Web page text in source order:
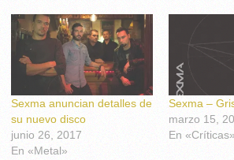
Sexma anuncian detalles de
su nuevo disco
junio 26, 2017
En «Metal»
Sexma –
marzo 15,
En «Críticas»